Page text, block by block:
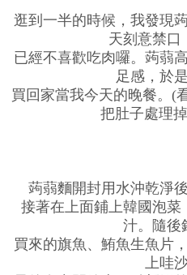
逛到一半的時候，我發現
天刻意禁口
已經不喜歡吃肉囉。蒟蒻
足感，於
買回家當我今天的晚餐。(
把肚子處理
蒟蒻麵開封用水沖乾淨
接著在上面鋪上韓國泡
汁。隨後
買來的旗魚、鮪魚生魚片
上哇